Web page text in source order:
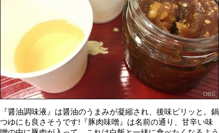
『醤油調味液』は醤油のうまみが凝縮され、後味ピリッと。鍋
つゆにも良さそうです!『豚肉味噌』は名前の通り、甘辛い味